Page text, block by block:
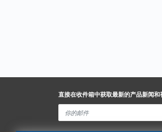
直接在收件箱中获取最新的产品新闻和